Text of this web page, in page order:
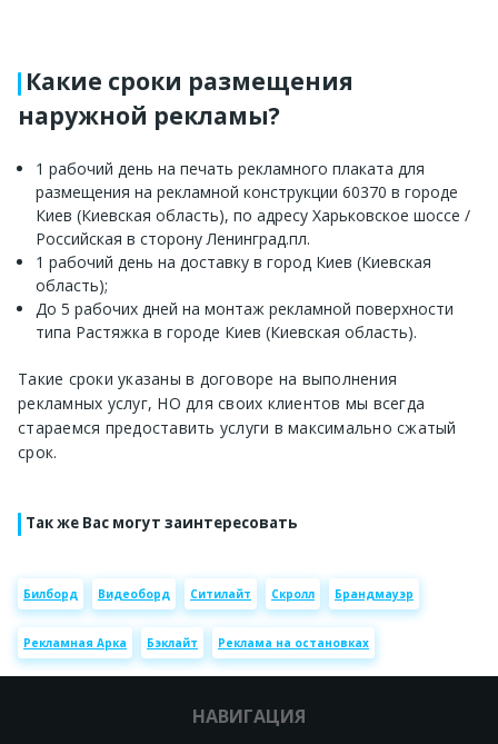
Какие сроки размещения
наружной рекламы?
1 рабочий день на печать рекламного плаката для
размещения на рекламной конструкции 60370 в городе
Киев (Киевская область), по адресу Харьковское шоссе /
Российская в сторону Ленинград.пл.
1 рабочий день на доставку в город Киев (Киевская
область);
До 5 рабочих дней на монтаж рекламной поверхности
типа Растяжка в городе Киев (Киевская область).
Такие сроки указаны в договоре на выполнения
рекламных услуг, НО для своих клиентов мы всегда
стараемся предоставить услуги в максимально сжатый
срок.
Так же Вас могут заинтересовать
Билборд Видеоборд Ситилайт Скролл Брандмауэр
Рекламная Арка Бэклайт Реклама на остановках
НАВИГАЦИЯ